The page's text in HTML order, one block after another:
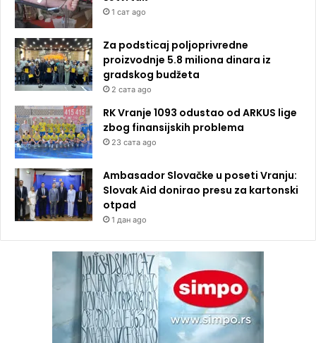
1 сат ago
Za podsticaj poljoprivredne
proizvodnje 5.8 miliona dinara iz
gradskog budžeta
2 сата ago
RK Vranje 1093 odustao od ARKUS lige
zbog finansijskih problema
23 сата ago
Ambasador Slovačke u poseti Vranju:
Slovak Aid donirao presu za kartonski
otpad
1 дан ago